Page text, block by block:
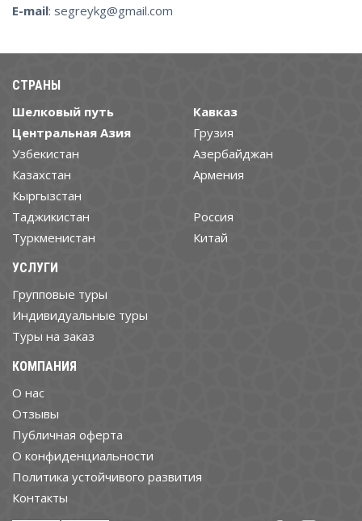
E-mail: segreykg@gmail.com
СТРАНЫ
Шелковый путь
Центральная Азия
Узбекистан
Казахстан
Кыргызстан
Таджикистан
Туркменистан
Кавказ
Грузия
Азербайджан
Армения
Россия
Китай
УСЛУГИ
Групповые туры
Индивидуальные туры
Туры на заказ
КОМПАНИЯ
О нас
Отзывы
Публичная оферта
О конфиденциальности
Политика устойчивого развития
Контакты